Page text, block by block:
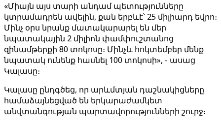
«Միայն այս տարի անդամ պետությունները
կտրամադրեն ավելին, քան երբևէ՝ 25 միլիարդ եվրո։
Մինչ օրս նրանք մատակարարել են մեր
նպատակային 2 միլիոն փամփուշտանոց
զինամթերքի 80 տոկոսը։ Մինչև հոկտեմբեր մենք
նպատակ ունենք հասնել 100 տոկոսի», - ասաց
Կալասը։
Կալասը ընդգծեց, որ արևմտյան դաշնակիցները
համաձայնեցված են երկարաժամկետ
անվտանգության պարտավորությունների շուրջ։